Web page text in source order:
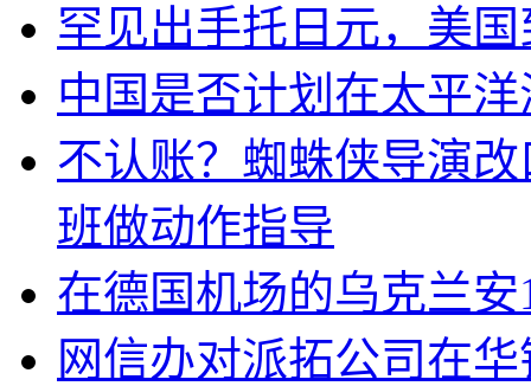
罕见出手托日元，美
中国是否计划在太平
不认账？蜘蛛侠导演
班做动作指导
在德国机场的乌克兰
网信办对派拓公司在